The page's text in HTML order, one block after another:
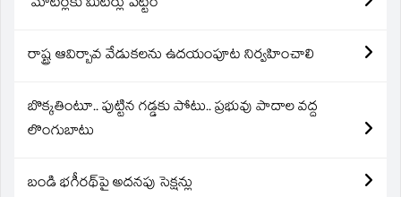
రాష్ట్ర ఆవిర్బావ వేడుకలను ఉదయంపూట నిర్వహించాలి
బొక్కతింటూ.. పుట్టిన గడ్డకు పోటు.. ప్రభువు పాదాల వద్ద
లొంగుబాటు
బండి భగీరథ్‌పై అదనపు సెక్షన్లు